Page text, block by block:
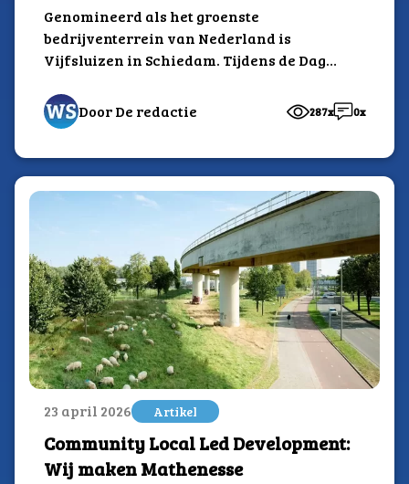
Genomineerd als het groenste
bedrijventerrein van Nederland is
Vijfsluizen in Schiedam. Tijdens de Dag
van 2026 bekend gemaakt.
Door De redactie 287x 0x
23 april 2026 Artikel
Community Local Led Development:
Wij maken Mathenesse